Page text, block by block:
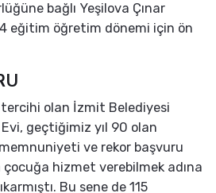
bağlı Yeşilova Çınar
eğitim öğretim dönemi için ön
tercihi olan İzmit Belediyesi
Evi, geçtiğimiz yıl 90 olan
ve rekor başvuru
hizmet verebilmek adına
Bu sene de 115